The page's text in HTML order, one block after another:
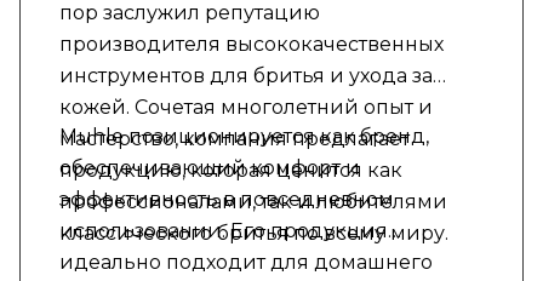
пор заслужил репутацию
производителя высококачественных
инструментов для бритья и ухода за
кожей. Сочетая многолетний опыт и
мастерство, компания предлагает
продукцию, которая ценится как
профессионалами, так и любителями
классического бритья по всему миру.
Muhle позиционируется как бренд,
обеспечивающий комфорт и
эффективность в повседневном
использовании. Его продукция
идеально подходит для домашнего